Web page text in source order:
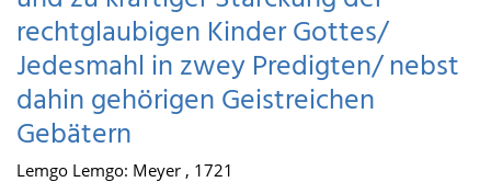
rechtglaubigen Kinder Gottes/
Jedesmahl in zwey Predigten/ nebst
dahin gehörigen Geistreichen
Gebätern
Lemgo Lemgo: Meyer , 1721